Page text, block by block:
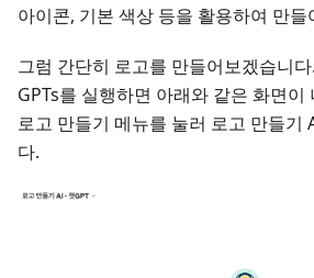
아이콘, 기본 색상 등을 활용하여 만들
그럼 간단히 로고를 만들어보겠습니
GPTs를 실행하면 아래와 같은 화면이
로고 만들기 메뉴를 눌러 로고 만들기
다.